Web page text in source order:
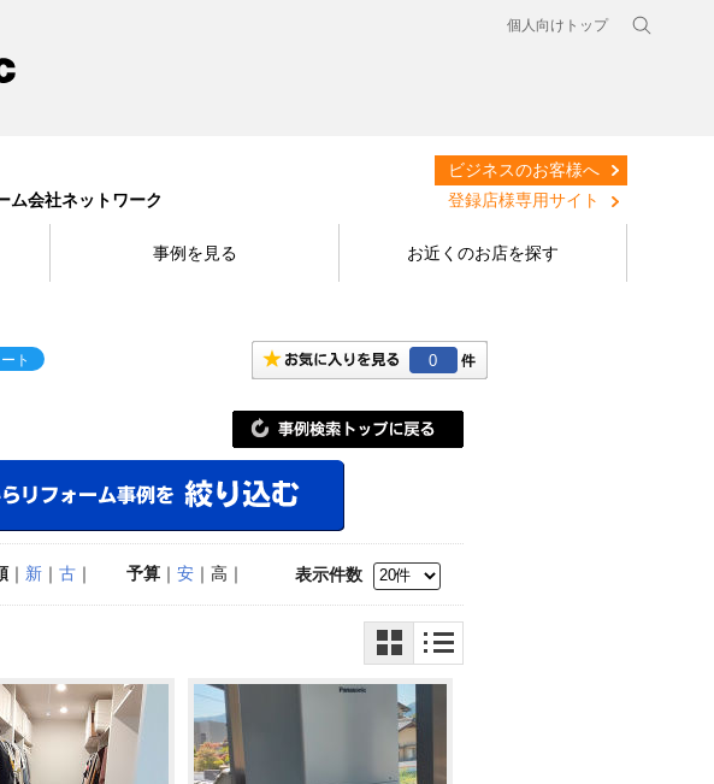
個人向けトップ
ム会社ネットワーク
ビジネスのお客様へ
登録店様専用サイト
事例を見る お近くのお店を探す
0
表示件数
予算｜ 安｜高｜
｜ 新｜ 古｜